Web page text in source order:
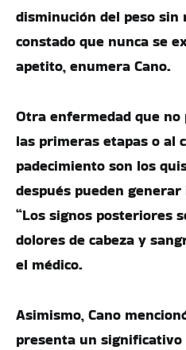
disminución del peso sin
constado que nunca se
apetito, enumera Cano.
Otra enfermedad que
las primeras etapas o al
padecimiento son los
después pueden
“Los signos posteriores
dolores de cabeza y
el médico.
Asimismo, Cano
presenta un significativo